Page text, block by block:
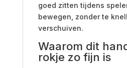
goed zitten tijdens
bewegen, zonder te
verschuiven.
Waarom dit
rokje zo fijn is